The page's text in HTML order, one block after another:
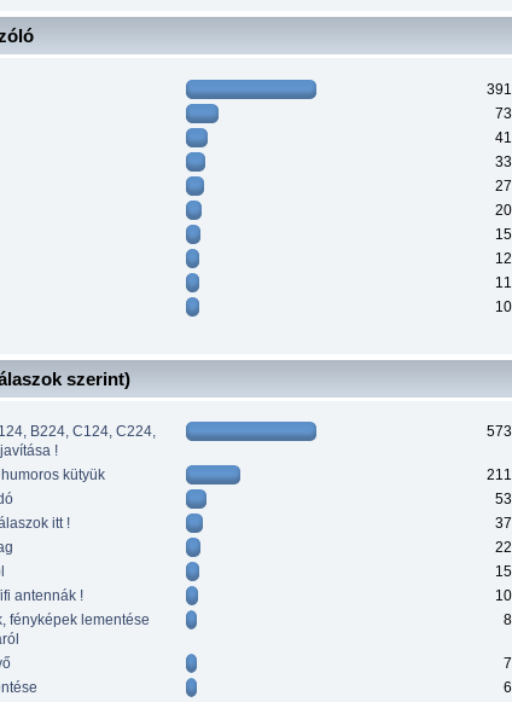
391
73
41
33
27
20
15
12
11
10
szerint)
B224, C124, C224,
!
573
kütyük
211
53
itt !
37
22
15
antennák !
10
fényképek lementése
8
7
6